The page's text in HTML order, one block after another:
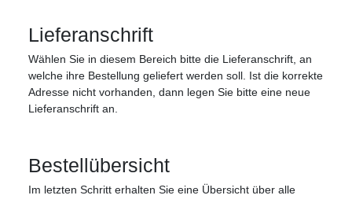
Lieferanschrift
Wählen Sie in diesem Bereich bitte die Lieferanschrift, an
welche ihre Bestellung geliefert werden soll. Ist die korrekte
Adresse nicht vorhanden, dann legen Sie bitte eine neue
Lieferanschrift an.
Bestellübersicht
Im letzten Schritt erhalten Sie eine Übersicht über alle